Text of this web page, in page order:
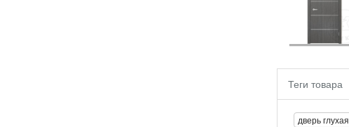
Теги товара
дверь глухая